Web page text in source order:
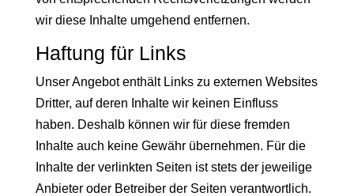
wir diese Inhalte umgehend entfernen.
Haftung für Links
Unser Angebot enthält Links zu externen Websites
Dritter, auf deren Inhalte wir keinen Einfluss
haben. Deshalb können wir für diese fremden
Inhalte auch keine Gewähr übernehmen. Für die
Inhalte der verlinkten Seiten ist stets der jeweilige
Anbieter oder Betreiber der Seiten verantwortlich.